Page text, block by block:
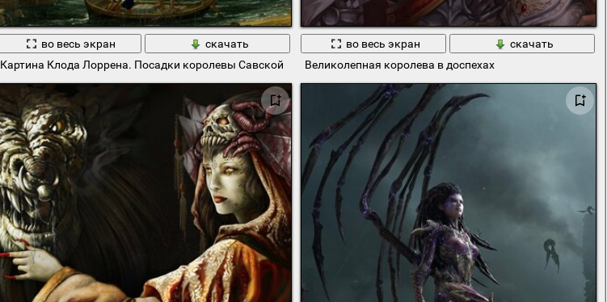
во весь экран
скачать
Картина Клода Лоррена. Посадки королевы Савской
во весь экран
скачать
Великолепная королева в доспехах